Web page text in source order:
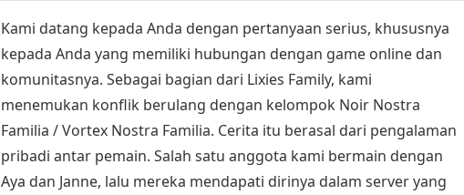
Kami datang kepada Anda dengan pertanyaan serius, khususnya
kepada Anda yang memiliki hubungan dengan game online dan
komunitasnya. Sebagai bagian dari Lixies Family, kami
menemukan konflik berulang dengan kelompok Noir Nostra
Familia / Vortex Nostra Familia. Cerita itu berasal dari pengalaman
pribadi antar pemain. Salah satu anggota kami bermain dengan
Aya dan Janne, lalu mereka mendapati dirinya dalam server yang